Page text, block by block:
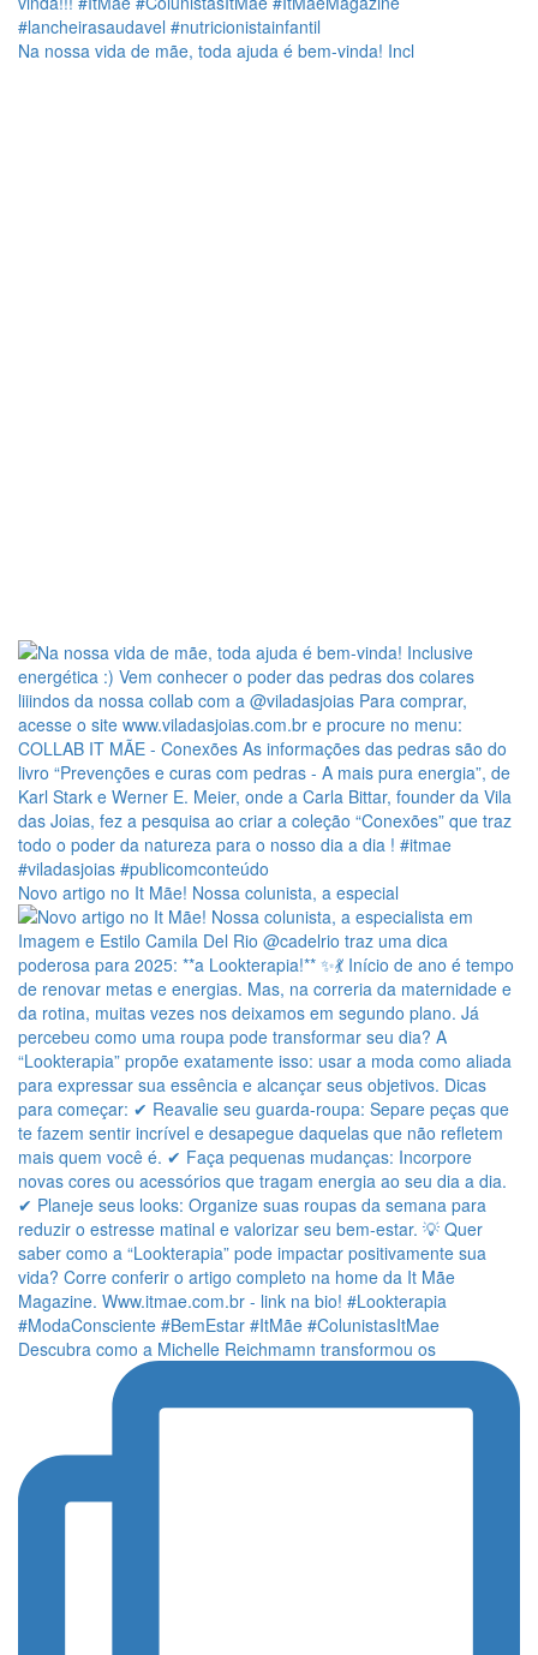
Na nossa vida de mãe, toda ajuda é bem-vinda! Incl
Novo artigo no It Mãe! Nossa colunista, a especial
Descubra como a Michelle Reichmamn transformou os